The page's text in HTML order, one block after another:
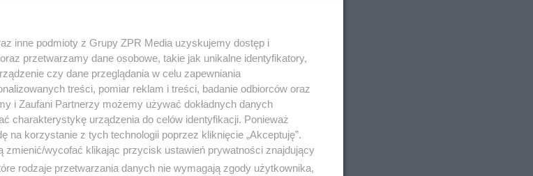
inne podmioty z Grupy ZPR Media uzyskujemy dostęp i
przetwarzamy dane osobowe, takie jak unikalne identyfikatory,
czy dane przeglądania w celu zapewniania
treści, pomiar reklam i treści, badanie odbiorców oraz
i Zaufani Partnerzy możemy używać dokładnych danych
charakterystykę urządzenia do celów identyfikacji. Ponieważ
na korzystanie z tych technologii poprzez kliknięcie „Akceptuję”.
zmienić/wycofać klikając przycisk ustawień prywatności znajdujący
rodzaje przetwarzania danych nie wymagają zgody użytkownika,